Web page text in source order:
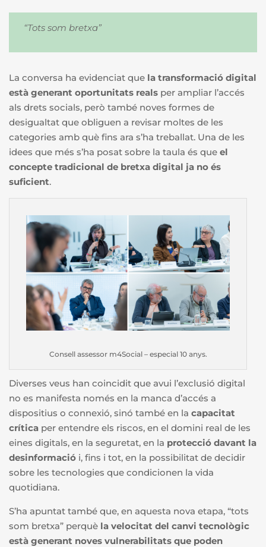
“Tots som bretxa”
La conversa ha evidenciat que la transformació digital
està generant oportunitats reals per ampliar l’accés
als drets socials, però també noves formes de
desigualtat que obliguen a revisar moltes de les
categories amb què fins ara s’ha treballat. Una de les
idees que més s’ha posat sobre la taula és que el
concepte tradicional de bretxa digital ja no és
suficient.
Consell assessor m4Social – especial 10 anys.
Diverses veus han coincidit que avui l’exclusió digital
no es manifesta només en la manca d’accés a
dispositius o connexió, sinó també en la capacitat
crítica per entendre els riscos, en el domini real de les
eines digitals, en la seguretat, en la protecció davant la
desinformació i, fins i tot, en la possibilitat de decidir
sobre les tecnologies que condicionen la vida
quotidiana.
S’ha apuntat també que, en aquesta nova etapa, “tots
som bretxa” perquè la velocitat del canvi tecnològic
està generant noves vulnerabilitats que poden